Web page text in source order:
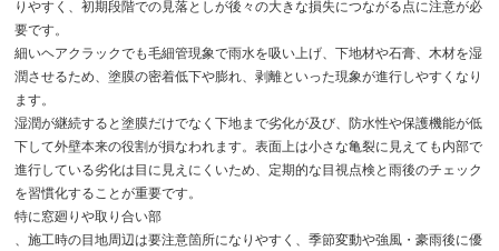
りやすく、初期段階での見落としが後々の大きな損失につながる点に注意が必
要です。
細いヘアクラックでも毛細管現象で雨水を吸い上げ、下地材や石膏、木材を湿
潤させるため、塗膜の密着低下や膨れ、剥離といった現象が進行しやすくなり
ます。
湿潤が継続すると塗膜だけでなく下地まで劣化が及び、防水性や保護機能が低
下して外壁本来の役割が損なわれます。表面上は小さな亀裂に見えても内部で
進行している劣化は目に見えにくいため、定期的な目視点検と雨後のチェック
を習慣化することが重要です。
特に窓廻りや取り合い部
、施工時の目地周辺は要注意箇所になりやすく、季節変動や強風・豪雨後に優